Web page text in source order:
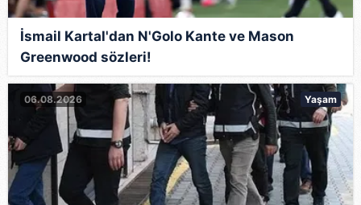
İsmail Kartal'dan N'Golo Kante ve Mason
Greenwood sözleri!
06.08.2026 Yaşam